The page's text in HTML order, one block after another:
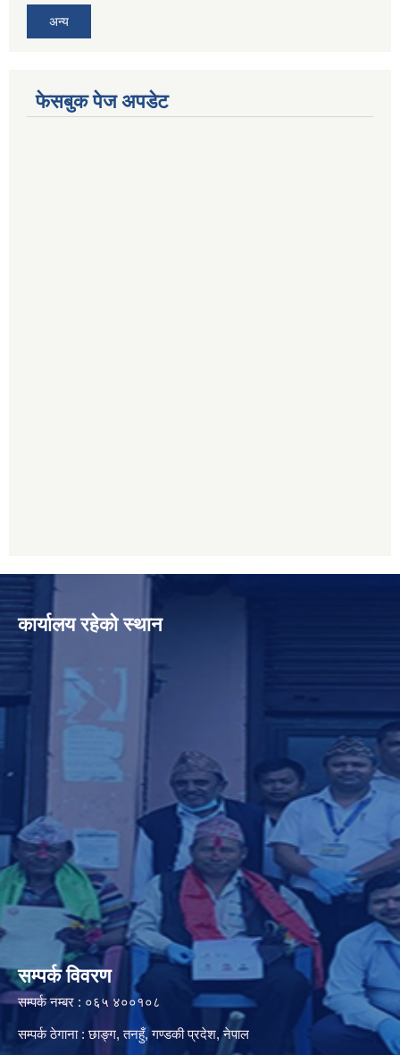
अन्य
फेसबुक पेज अपडेट
कार्यालय रहेको स्थान
सम्पर्क विवरण
सम्पर्क नम्बर : ०६५ ४००१०८
सम्पर्क ठेगाना : छाङ्ग, तनहुँ, गण्डकी प्रदेश, नेपाल